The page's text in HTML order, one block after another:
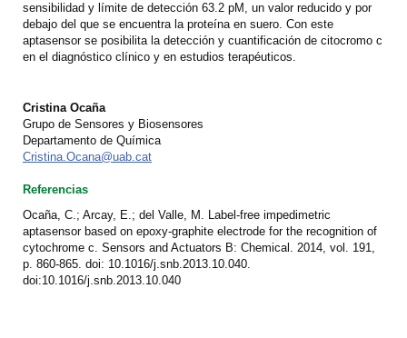
sensibilidad y límite de detección 63.2 pM, un valor reducido y por
debajo del que se encuentra la proteína en suero. Con este
aptasensor se posibilita la detección y cuantificación de citocromo c
en el diagnóstico clínico y en estudios terapéuticos.
Cristina Ocaña
Grupo de Sensores y Biosensores
Departamento de Química
Cristina.Ocana@uab.cat
Referencias
Ocaña, C.; Arcay, E.; del Valle, M. Label-free impedimetric
aptasensor based on epoxy-graphite electrode for the recognition of
cytochrome c. Sensors and Actuators B: Chemical. 2014, vol. 191,
p. 860-865. doi: 10.1016/j.snb.2013.10.040.
doi:10.1016/j.snb.2013.10.040